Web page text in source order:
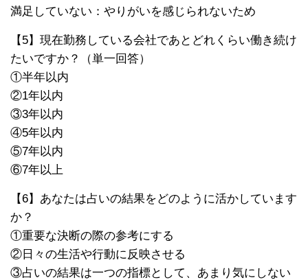
満足していない：やりがいを感じられないため
【5】現在勤務している会社であとどれくらい働き続け
たいですか？（単一回答）
①半年以内
②1年以内
③3年以内
④5年以内
⑤7年以内
⑥7年以上
【6】あなたは占いの結果をどのように活かしています
か？
①重要な決断の際の参考にする
②日々の生活や行動に反映させる
③占いの結果は一つの指標として、あまり気にしない